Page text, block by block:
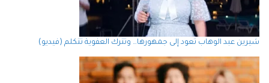
شيرين عبد الوهاب تعود إلى جمهورها… وتترك العفوية تتكلم (فيديو)